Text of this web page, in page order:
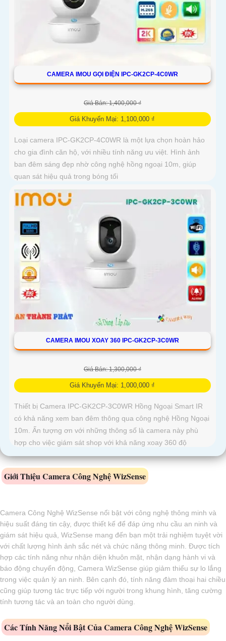
CAMERA IMOU GỌI ĐIỆN IPC-GK2CP-4C0WR
Giá Bán: 1,400,000 ₫
Giá Khuyến Mại: 1,100,000 ₫
Loại camera IPC-GK2CP-4C0WR là một lựa chọn hoàn hảo
cho gia đình căn hộ, với nhiều tính năng ưu việt. Hình ảnh
ban đêm sáng đẹp nhờ công nghệ hồng ngoại 10m, giúp
quan sát hiệu quả trong bóng tối
CAMERA IMOU XOAY 360 IPC-GK2CP-3C0WR
Giá Bán: 1,300,000 ₫
Giá Khuyến Mại: 1,000,000 ₫
Thiết bị Camera IPC-GK2CP-3C0WR Hồng Ngoại Smart IR
có khả năng xem ban đêm thông qua công nghệ Hồng Ngoại
10m. Ấn tượng ơn với những thông số là camera này phù
hợp cho việc giám sát shop với khả năng xoay 360 độ
Giới Thiệu Camera Công Nghệ WizSense
Camera Công Nghệ WizSense nổi bật với công nghệ thông minh và
hiệu suất đáng tin cậy, được thiết kế để đáp ứng nhu cầu an ninh và
giám sát hiệu quả, WizSense mang đến bạn một trải nghiệm tuyệt vời
với chất lượng hình ảnh sắc nét và chức năng thông minh. Được tích
hợp các tính năng như nhận diện khuôn mặt, nhận dạng hành vi và
báo động chuyển động, Camera WizSense giúp giảm thiểu sự lo lắng
trong việc quản lý an ninh. Bên cạnh đó, tính năng đàm thoại hai chiều
cũng giúp tương tác trực tiếp với người trong khung hình, tăng cường
tính tương tác và an toàn cho người dùng.
Các Tính Năng Nổi Bật Của Camera Công Nghệ WizSense